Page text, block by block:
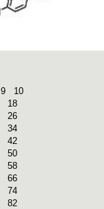
9
10
18
26
34
42
50
58
66
74
82